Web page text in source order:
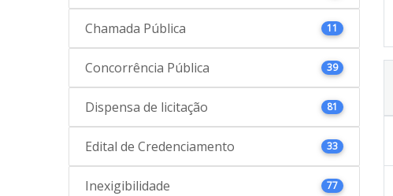
Chamada Pública 11
Concorrência Pública 39
Dispensa de licitação 81
Edital de Credenciamento 33
Inexigibilidade 77